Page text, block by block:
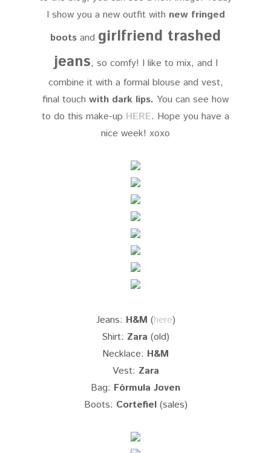
I show you a new outfit with new fringed
boots and girlfriend trashed
jeans, so comfy! I like to mix, and I
combine it with a formal blouse and vest,
final touch with dark lips. You can see how
to do this make-up HERE. Hope you have a
nice week! xoxo
Jeans: H&M (here)
Shirt: Zara (old)
Necklace: H&M
Vest: Zara
Bag: Fórmula Joven
Boots: Cortefiel (sales)